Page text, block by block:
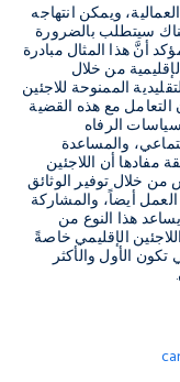
ويمكن انتهاجه
سيتطلب بالضرورة
أنَّ هذا المثال مبادرة
من خلال
الممنوحة للاجئين
التعامل مع هذه القضية
الرفاه
والمساعدة
مفادها أن اللاجئين
من خلال توفير الوثائق
أيضاً، والمشاركة
هذا النوع من
الإقليمي خاصةً
الأول والأكثر